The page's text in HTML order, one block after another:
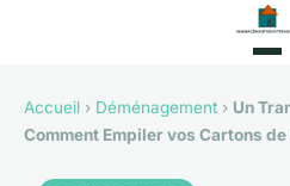
Accueil › Déménagement › Un
Comment Empiler vos Cartons